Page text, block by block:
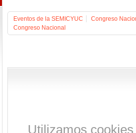
Eventos de la SEMICYUC
Congreso
Congreso Nacional
Utilizamos